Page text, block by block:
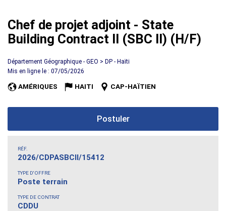
Chef de projet adjoint - State
Building Contract II (SBC II) (H/F)
Département Géographique - GEO > DP - Haïti
Mis en ligne le : 07/05/2026
AMÉRIQUES HAITI CAP-HAÏTIEN
Postuler
RÉF.
2026/CDPASBCII/15412
TYPE D'OFFRE
Poste terrain
TYPE DE CONTRAT
CDDU